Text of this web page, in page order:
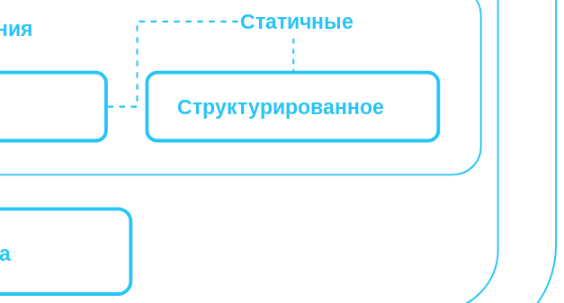
Структурированное
Статичные